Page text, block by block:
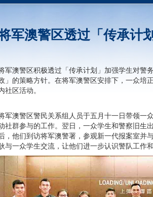
军澳警区透过「传承计
军澳警区积极透过「传承计划」加强学生对警
」的策略方针。在将军澳警区安排下，一众培
社区活动。
军澳警区警民关系组人员于五月十一日带领一
社群参与的工作。翌日，一众学生和警察旧生
，他们到访将军澳警署，参观新一代报案室并
与一众学生交流，让他们进一步认识警队工作